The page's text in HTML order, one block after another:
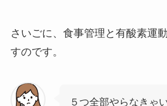
さいごに、食事管理と有酸素運
すのです。
５つ全部やらなきゃ